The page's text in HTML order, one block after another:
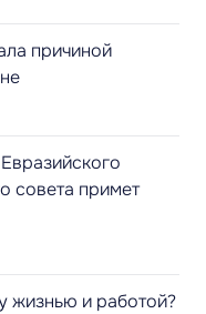
причиной
совета примет
жизнью и работой?